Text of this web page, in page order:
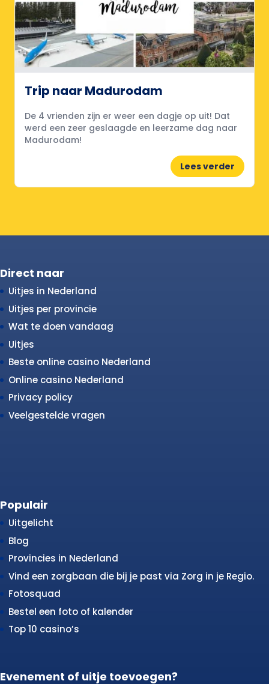
Trip naar Madurodam
De 4 vrienden zijn er weer een dagje op uit! Dat
werd een zeer geslaagde en leerzame dag naar
Madurodam!
Lees verder
Direct naar
Uitjes in Nederland
Uitjes per provincie
Wat te doen vandaag
Uitjes
Beste online casino Nederland
Online casino Nederland
Privacy policy
Veelgestelde vragen
Populair
Uitgelicht
Blog
Provincies in Nederland
Vind een zorgbaan die bij je past via Zorg in je Regio.
Fotosquad
Bestel een foto of kalender
Top 10 casino’s
Evenement of uitje toevoegen?